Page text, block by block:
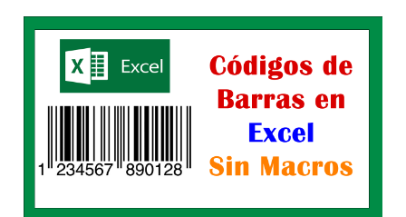
Lo
necesita
saber
barras